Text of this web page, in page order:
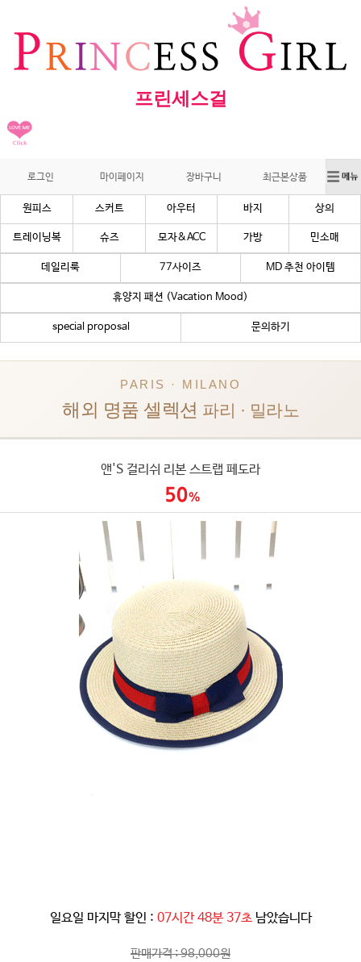
프린세스걸
로그인 마이페이지 장바구니 최근본상품
원피스 스커트 아우터 바지 상의
트레이닝복 슈즈 모자&ACC 가방 민소매
데일리룩 77사이즈 MD 추천 아이템
휴양지 패션 (Vacation Mood)
special proposal 문의하기
PARIS · MILANO
해외 명품 셀렉션 파리 · 밀라노
앤'S 걸리쉬 리본 스트랩 페도라
일요일 마지막 할인 : 07시간 48분 35초 남았습니다
판매가격 : 98,000원